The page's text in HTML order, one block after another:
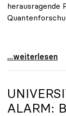
herausragende
uniko-
...weiterlesen
ALARM: